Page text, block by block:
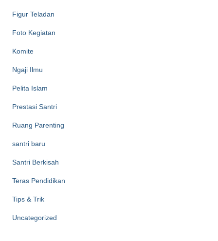
Figur Teladan
Foto Kegiatan
Komite
Ngaji Ilmu
Pelita Islam
Prestasi Santri
Ruang Parenting
santri baru
Santri Berkisah
Teras Pendidikan
Tips & Trik
Uncategorized